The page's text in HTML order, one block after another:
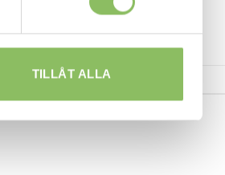
TILLÅT ALLA